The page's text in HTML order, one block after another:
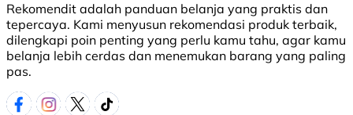
Rekomendit adalah panduan belanja yang praktis dan
tepercaya. Kami menyusun rekomendasi produk terbaik,
dilengkapi poin penting yang perlu kamu tahu, agar kamu
belanja lebih cerdas dan menemukan barang yang paling
pas.